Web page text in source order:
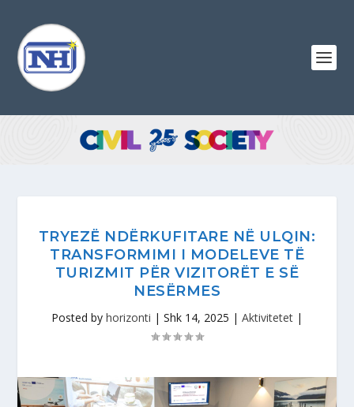
TRYEZË NDËRKUFITARE NË ULQIN:
TRANSFORMIMI I MODELEVE TË
TURIZMIT PËR VIZITORËT E SË
NESËRMES
Posted by horizonti | Shk 14, 2025 | Aktivitetet |